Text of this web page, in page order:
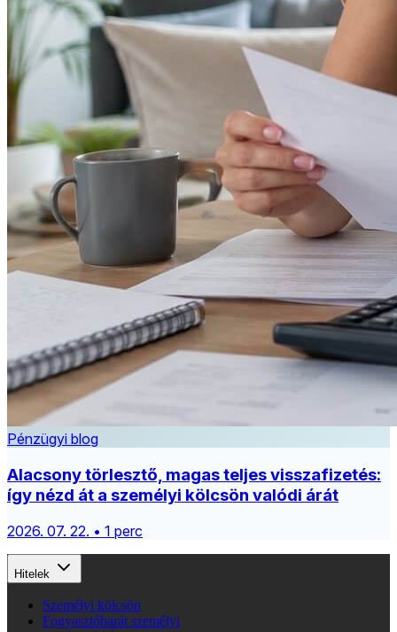
Pénzügyi blog
Alacsony törlesztő, magas teljes visszafizetés:
így nézd át a személyi kölcsön valódi árát
2026. 07. 22. • 1 perc
Hitelek
Személyi kölcsön
Fogyasztóbarát személyi